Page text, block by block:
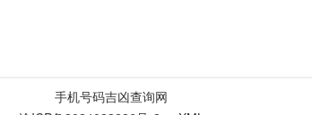
手机号码吉凶查询网